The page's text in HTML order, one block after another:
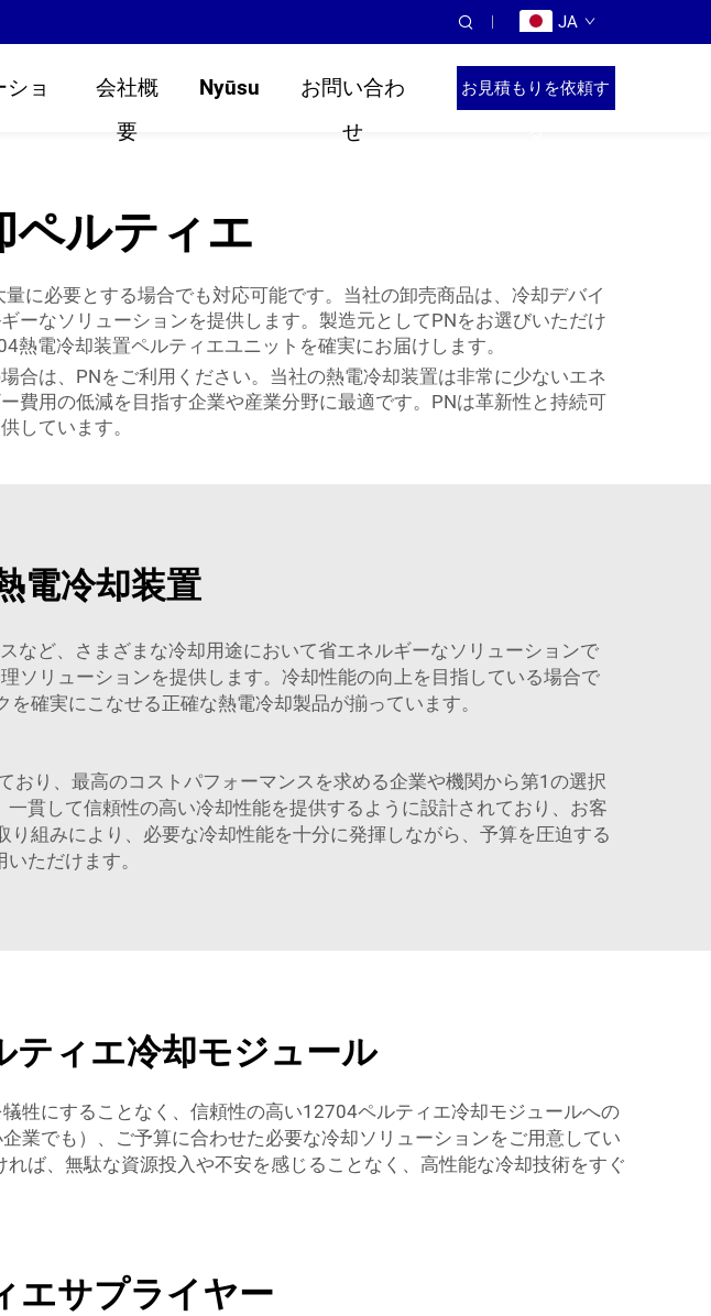
JA
ョ
会社概
要
Nyūsu
お問い合わ
せ
お見積もりを依頼す
ペルティエ
に必要とする場合でも対応可能です。当社の卸売商品は、冷却デバイ
ーなソリューションを提供します。製造元としてPNをお選びいただけ
電冷却装置ペルティエユニットを確実にお届けします。
合は、PNをご利用ください。当社の熱電冷却装置は非常に少ないエネ
費用の低減を目指す企業や産業分野に最適です。PNは革新性と持続可
しています。
電冷却装置
など、さまざまな冷却用途において省エネルギーなソリューションで
ソリューションを提供します。冷却性能の向上を目指している場合で
確実にこなせる正確な熱電冷却製品が揃っています。
り、最高のコストパフォーマンスを求める企業や機関から第1の選択
貫して信頼性の高い冷却性能を提供するように設計されており、お客
組みにより、必要な冷却性能を十分に発揮しながら、予算を圧迫する
ただけます。
ティエ冷却モジュール
牲にすることなく、信頼性の高い12704ペルティエ冷却モジュールへの
業でも）、ご予算に合わせた必要な冷却ソリューションをご用意してい
ば、無駄な資源投入や不安を感じることなく、高性能な冷却技術をすぐ
エサプライヤー